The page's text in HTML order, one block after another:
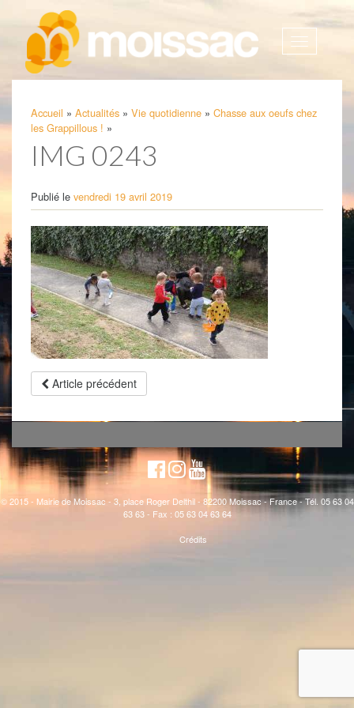
Afficher
Accueil » Actualités » Vie quotidienne » Chasse aux oeufs chez
les Grappillous ! »
IMG 0243
Publié le vendredi 19 avril 2019
Article précédent
© 2015 - Mairie de Moissac - 3, place Roger Delthil - 82200 Moissac - France - Tél. 05 63 04
63 63 - Fax : 05 63 04 63 64
Crédits